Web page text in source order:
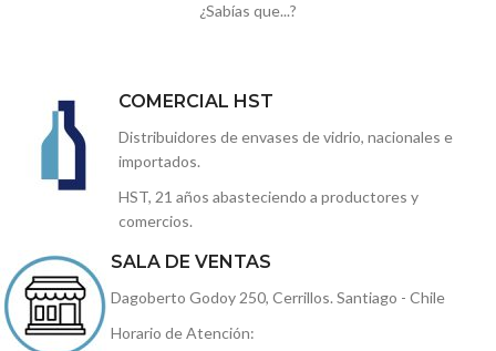
¿Sabías que...?
COMERCIAL HST
Distribuidores de envases de vidrio, nacionales e
importados.
HST, 21 años abasteciendo a productores y
comercios.
SALA DE VENTAS
Dagoberto Godoy 250, Cerrillos. Santiago - Chile
Horario de Atención: